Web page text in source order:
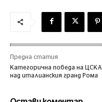
Предна статия
Категорична победа на ЦСКА
над италианския гранд Рома